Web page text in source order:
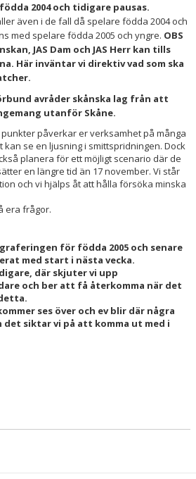
2004 och tidigare pausas.
även i de fall då spelare födda 2004 och
med spelare födda 2005 och yngre. OBS
JAS Dam och JAS Herr kan tills
Här inväntar vi direktiv vad som ska
avråder skånska lag från att
utanför Skåne.
påverkar er verksamhet på många
se en ljusning i smittspridningen. Dock
planera för ett möjligt scenario där de
en längre tid än 17 november. Vi står
och vi hjälps åt att hålla försöka minska
era frågor.
för födda 2005 och senare
med start i nästa vecka.
där skjuter vi upp
och ber att få återkomma när det
ses över och ev blir där några
siktar vi på att komma ut med i